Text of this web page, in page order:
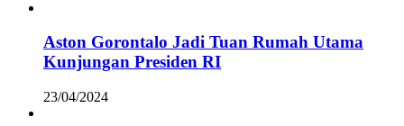
Aston Gorontalo Jadi Tuan Rumah Utama
Kunjungan Presiden RI
23/04/2024